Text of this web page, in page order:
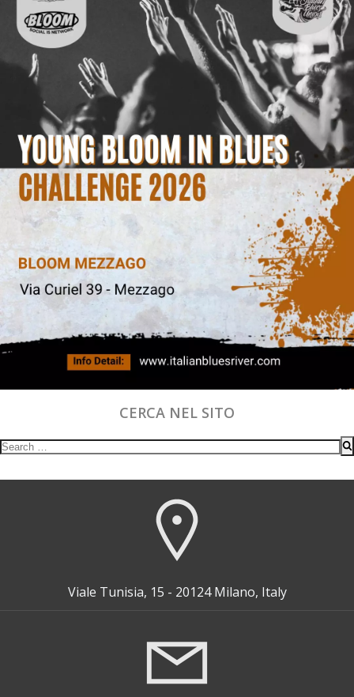
CERCA NEL SITO
Search
Viale Tunisia, 15 - 20124 Milano, Italy